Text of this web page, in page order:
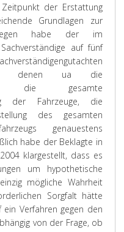
der Erstattung
Grundlagen zur
habe der im
auf fünf
in denen ua die
die gesamte
der Fahrzeuge, die
des gesamten
genauestens
habe der Beklagte in
klargestellt, dass es
um hypothetische
mögliche Wahrheit
Sorgfalt hätte
Verfahren gegen den
von der Frage, ob